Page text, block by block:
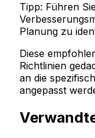
Tipp: Führen
Planung zu
Diese
Richtlinien
an die
angepasst